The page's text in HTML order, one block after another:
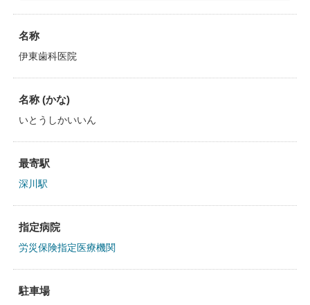
名称
伊東歯科医院
名称 (かな)
いとうしかいいん
最寄駅
深川駅
指定病院
労災保険指定医療機関
駐車場